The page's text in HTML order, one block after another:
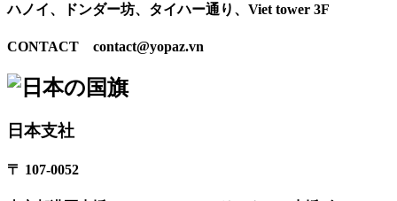
ハノイ、ドンダー坊、タイハー通り、Viet tower 3F
CONTACT contact@yopaz.vn
日本支社
〒 107-0052